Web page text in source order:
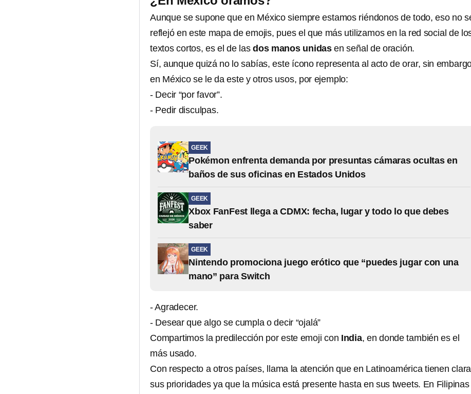
Aunque se supone que en México siempre estamos riéndonos de todo, eso no
reflejó en este mapa de emojis, pues el que más utilizamos en la red social de
textos cortos, es el de lasdos manos unidas en señal de oración.
Sí, aunque quizá no lo sabías, este ícono representa al acto de orar, sin
en México se le da este y otros usos, por ejemplo:
- Decir “por favor”.
- Pedir disculpas.
GEEK
Pokémon enfrenta demanda por presuntas cámaras ocultas en
baños de sus oficinas en Estados Unidos
GEEK
Xbox FanFest llega a CDMX: fecha, lugar y todo lo que debes
saber
GEEK
Nintendo promociona juego erótico que “puedes jugar con una
mano” para Switch
- Agradecer.
- Desear que algo se cumpla o decir “ojalá”
Compartimos la predilección por este emoji con India, en donde también es el
más usado.
Con respecto a otros países, llama la atención que en Latinoamérica tienen
sus prioridades ya que la música está presente hasta en sus tweets. En Filipinas